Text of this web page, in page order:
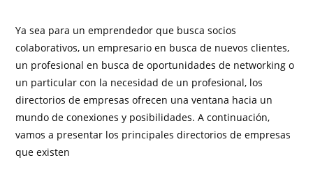
Ya sea para un emprendedor que busca socios
colaborativos, un empresario en busca de nuevos clientes,
un profesional en busca de oportunidades de networking o
un particular con la necesidad de un profesional, los
directorios de empresas ofrecen una ventana hacia un
mundo de conexiones y posibilidades. A continuación,
vamos a presentar los principales directorios de empresas
que existen